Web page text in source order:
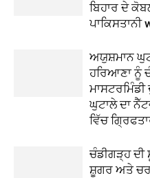
ਬਿਹਾਰ ਦੇ
ਪਾਕਿਸਤਾਨੀ
ਅਯੁਸ਼ਮਾਨ
ਹਰਿਆਣਾ ਨੂੰ
ਘੁਟਾਲੇ ਦਾ
ਵਿੱਚ
ਚੰਡੀਗੜ੍ਹ ਦੀ
ਸ਼ੂਗਰ ਅਤੇ